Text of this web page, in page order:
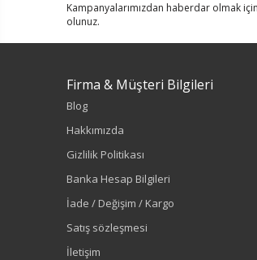
Kampanyalarımızdan haberdar olmak
olunuz.
Firma & Müşteri Bilgileri
Blog
Hakkımızda
Gizlilik Politikası
Banka Hesap Bilgileri
İade / Değişim / Kargo
Satış sözleşmesi
İletişim